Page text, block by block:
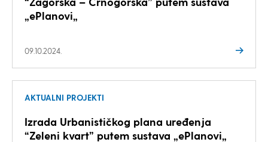
„ePlanovi„
09.10.2024.
AKTUALNI PROJEKTI
Izrada Urbanističkog plana uređenja
“Zeleni kvart” putem sustava „ePlanovi„